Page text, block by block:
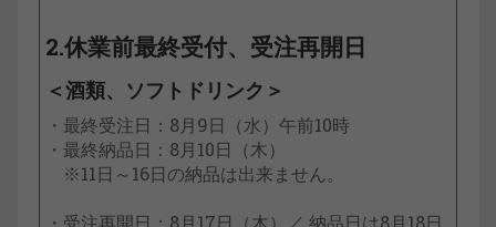
2.休業前最終受付、受注再開日
＜酒類、ソフトドリンク＞
・最終受注日：8月9日（水）午前10時
・最終納品日：8月10日（木）
※11日～16日の納品は出来ません。
・受注再開日：8月17日（木）／ 納品日は8月18日